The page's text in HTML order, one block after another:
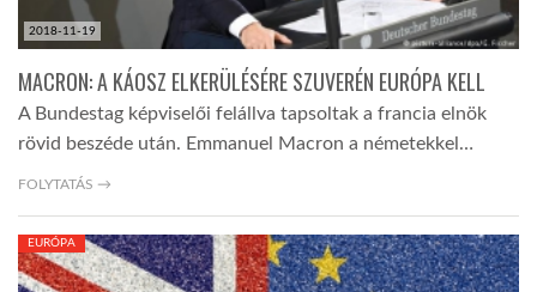
2018-11-19
MACRON: A KÁOSZ ELKERÜLÉSÉRE SZUVERÉN EURÓPA KELL
A Bundestag képviselői felállva tapsoltak a francia elnök
rövid beszéde után. Emmanuel Macron a németekkel…
FOLYTATÁS →
EURÓPA